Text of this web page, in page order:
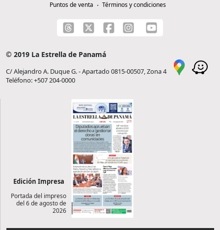
Puntos de venta
Términos y condiciones
© 2019 La Estrella de Panamá
C/ Alejandro A. Duque G. - Apartado 0815-00507, Zona 4
Teléfono: +507 204-0000
Edición Impresa
Portada del impreso
del 6 de agosto de
2026